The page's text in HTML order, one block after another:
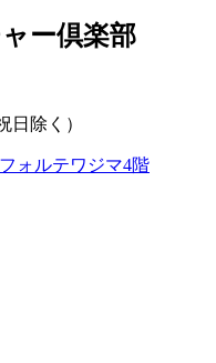
ー倶楽部
日除く）
ォルテワジマ4階